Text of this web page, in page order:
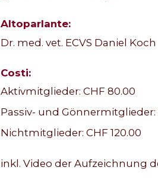
Altoparlante:
Dr. med. vet. ECVS Daniel Koch
Costi:
Aktivmitglieder: CHF 80.00
Passiv- und Gönnermitglieder:
Nichtmitglieder: CHF 120.00
inkl. Video der Aufzeichnung